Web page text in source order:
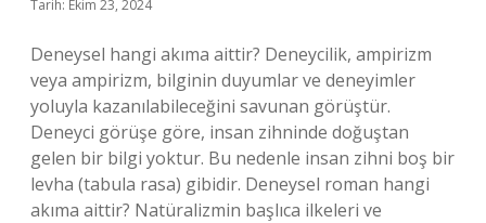
Tarih: Ekim 23, 2024
Deneysel hangi akıma aittir? Deneycilik, ampirizm
veya ampirizm, bilginin duyumlar ve deneyimler
yoluyla kazanılabileceğini savunan görüştür.
Deneyci görüşe göre, insan zihninde doğuştan
gelen bir bilgi yoktur. Bu nedenle insan zihni boş bir
levha (tabula rasa) gibidir. Deneysel roman hangi
akıma aittir? Natüralizmin başlıca ilkeleri ve